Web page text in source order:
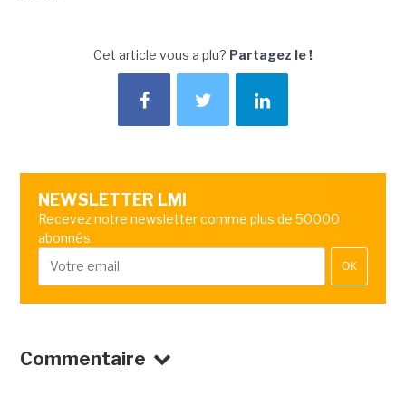
Cet article vous a plu? Partagez le !
NEWSLETTER LMI
Recevez notre newsletter comme plus de 50000
abonnés
OK
Commentaire